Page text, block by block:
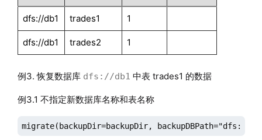
dfs://db1 trades1 1
dfs://db1 trades2 1
例3. 恢复数据库 dfs://db1 中表 trades1 的数据
例3.1 不指定新数据库名称和表名称
migrate(backupDir=backupDir, backupDBPath="dfs://